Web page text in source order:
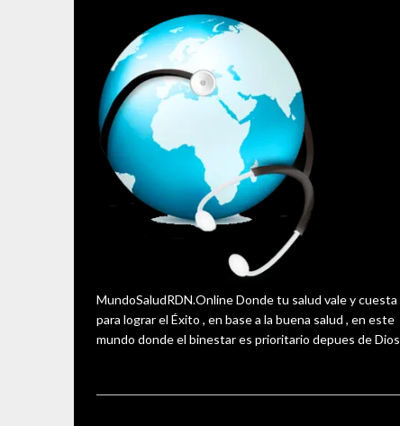
MundoSaludRDN.Online Donde tu salud vale y cuesta
para lograr el Éxito , en base a la buena salud , en este
mundo donde el binestar es prioritario depues de Dios